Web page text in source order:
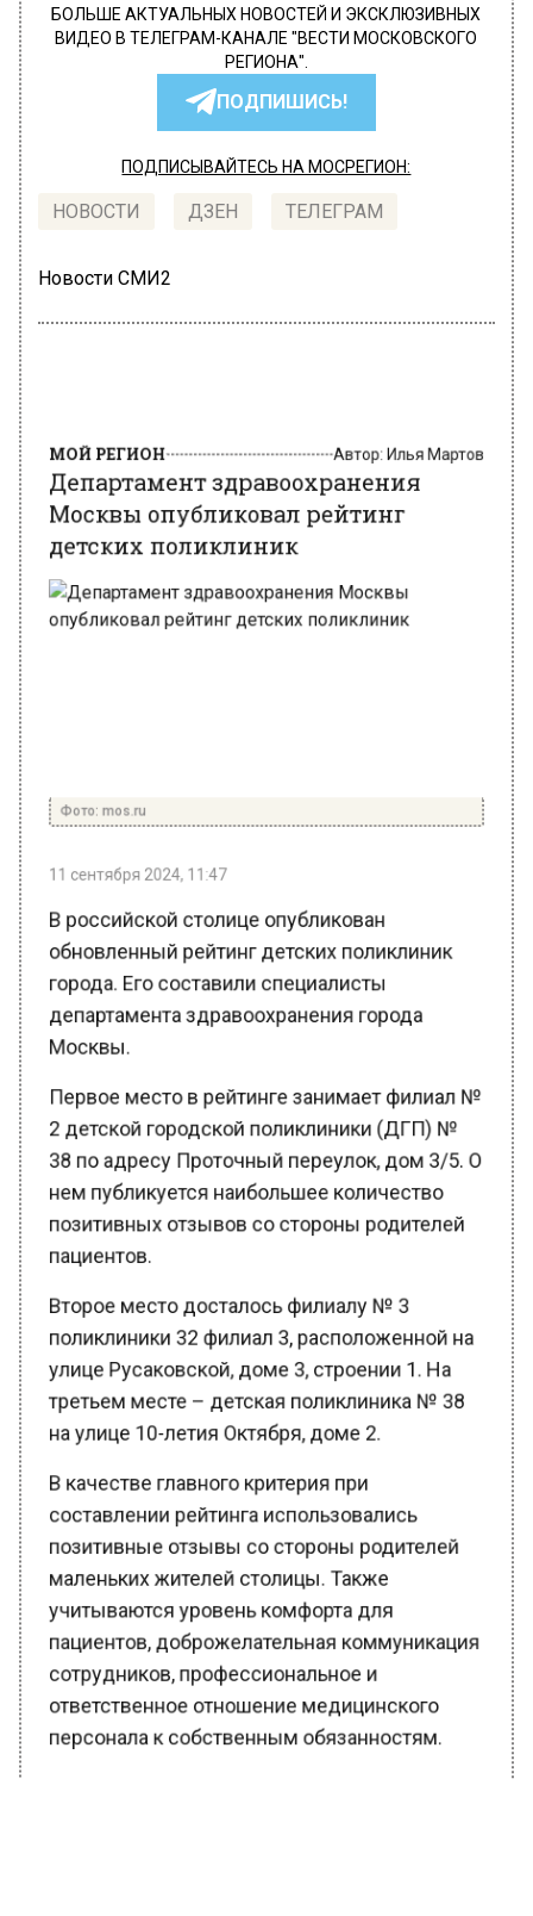
БОЛЬШЕ АКТУАЛЬНЫХ НОВОСТЕЙ И ЭКСКЛЮЗИВНЫХ
ВИДЕО В ТЕЛЕГРАМ-КАНАЛЕ "ВЕСТИ МОСКОВСКОГО
РЕГИОНА".
ПОДПИШИСЬ!
ПОДПИСЫВАЙТЕСЬ НА МОСРЕГИОН:
НОВОСТИ ДЗЕН ТЕЛЕГРАМ
Новости СМИ2
Москвы опубликовал рейтинг
детских поликлиник
В российской столице опубликован
обновленный рейтинг детских поликлиник
города. Его составили специалисты
департамента здравоохранения города
Москвы.
2 детской городской поликлиники (ДГП) №
38 по адресу Проточный переулок, дом 3/5. О
нем публикуется наибольшее количество
позитивных отзывов со стороны родителей
Второе место досталось филиалу № 3
поликлиники 32 филиал 3, расположенной на
улице Русаковской, доме 3, строении 1. На
третьем месте – детская поликлиника № 38
на улице 10-летия Октября, доме 2.
В качестве главного критерия при
составлении рейтинга использовались
позитивные отзывы со стороны родителей
маленьких жителей столицы. Также
учитываются уровень комфорта для
пациентов, доброжелательная коммуникация
сотрудников, профессиональное и
ответственное отношение медицинского
персонала к собственным обязанностям.